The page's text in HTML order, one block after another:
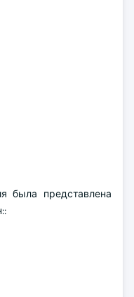
была представлена